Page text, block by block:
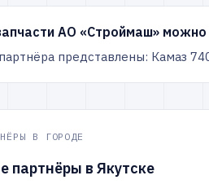
АО «Строймаш» можно
представлены: Камаз
В ГОРОДЕ
партнёры в Якутске